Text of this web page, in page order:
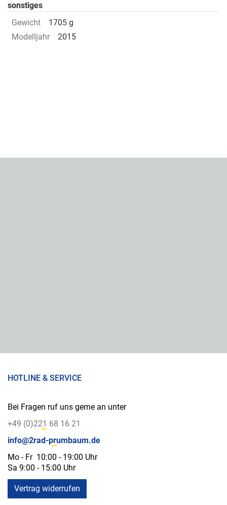
sonstiges
Gewicht
1705 g
Modelljahr
2015
HOTLINE & SERVICE
Bei Fragen ruf uns gerne an unter
+49 (0)221 68 16 21
info@2rad-prumbaum.de
Mo - Fr 10:00 - 19:00 Uhr
Sa 9:00 - 15:00 Uhr
Vertrag widerrufen